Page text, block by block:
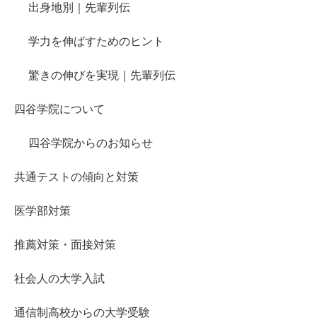
出身地別｜先輩列伝
学力を伸ばすためのヒント
驚きの伸びを実現｜先輩列伝
四谷学院について
四谷学院からのお知らせ
共通テストの傾向と対策
医学部対策
推薦対策・面接対策
社会人の大学入試
通信制高校からの大学受験